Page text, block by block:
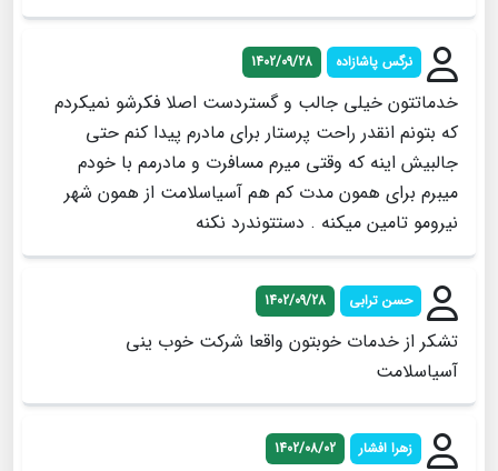
نرگس پاشازاده 1402/09/28
خدماتتون خیلی جالب و گستردست اصلا فکرشو نمیکردم
که بتونم انقدر راحت پرستار برای مادرم پیدا کنم حتی
جالبیش اینه که وقتی میرم مسافرت و مادرمم با خودم
میبرم برای همون مدت کم هم آسیاسلامت از همون شهر
نیرومو تامین میکنه . دستتوندرد نکنه
حسن ترابی 1402/09/28
تشکر از خدمات خوبتون واقعا شرکت خوب ینی
آسیاسلامت
زهرا افشار 1402/08/02